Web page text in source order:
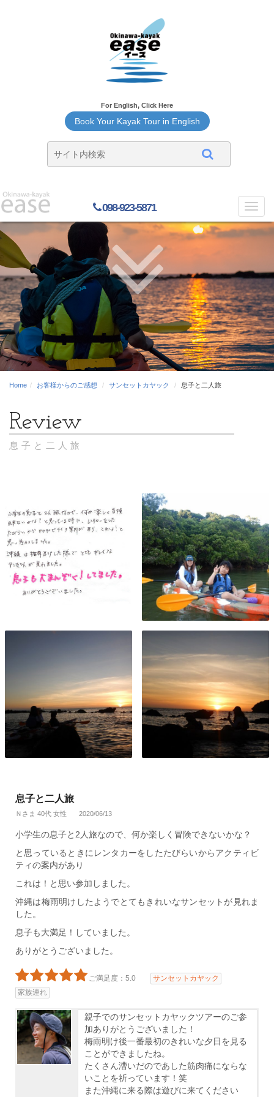
For English, Click Here
Book Your Kayak Tour in English
098-923-5871
Home お客様からのご感想 サンセットカヤック 息子と二人旅
息子と二人旅
息子と二人旅
Ｎさま 40代 女性 2020/06/13
小学生の息子と2人旅なので、何か楽しく冒険できないかな？
と思っているときにレンタカーをしたたびらいからアクティビ
ティの案内があり
これは！と思い参加しました。
沖縄は梅雨明けしたようでとてもきれいなサンセットが見れま
した。
息子も大満足！していました。
ありがとうございました。
ご満足度：5.0
サンセットカヤック
家族連れ
親子でのサンセットカヤックツアーのご参
加ありがとうございました！
梅雨明け後一番最初のきれいな夕日を見る
ことができましたね。
たくさん漕いだのであした筋肉痛にならな
いことを祈っています！笑
また沖縄に来る際は遊びに来てください